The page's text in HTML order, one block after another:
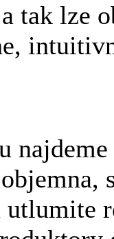
tak lze